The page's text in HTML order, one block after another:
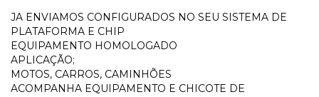
JA ENVIAMOS CONFIGURADOS NO SEU SISTEMA DE
PLATAFORMA E CHIP
EQUIPAMENTO HOMOLOGADO
APLICAÇÃO;
MOTOS, CARROS, CAMINHÕES
ACOMPANHA EQUIPAMENTO E CHICOTE DE